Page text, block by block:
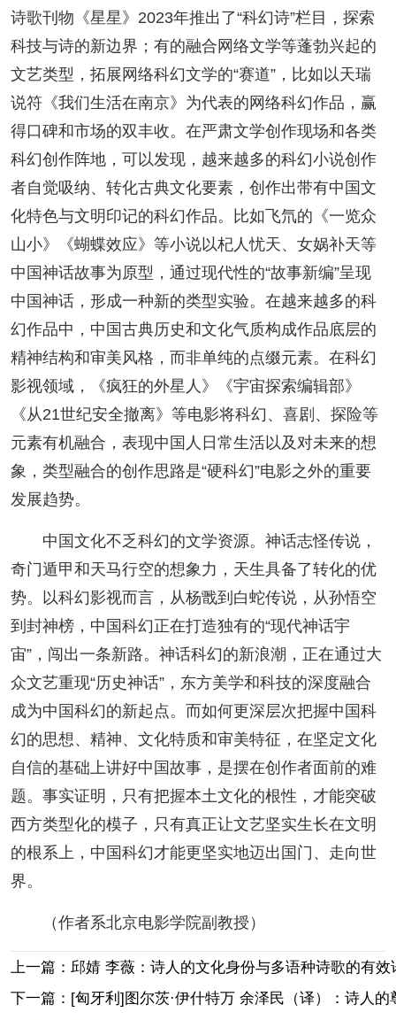
诗歌刊物《星星》2023年推出了“科幻诗”栏目，探索
科技与诗的新边界；有的融合网络文学等蓬勃兴起的
文艺类型，拓展网络科幻文学的“赛道”，比如以天瑞
说符《我们生活在南京》为代表的网络科幻作品，赢
得口碑和市场的双丰收。在严肃文学创作现场和各类
科幻创作阵地，可以发现，越来越多的科幻小说创作
者自觉吸纳、转化古典文化要素，创作出带有中国文
化特色与文明印记的科幻作品。比如飞氘的《一览众
山小》《蝴蝶效应》等小说以杞人忧天、女娲补天等
中国神话故事为原型，通过现代性的“故事新编”呈现
中国神话，形成一种新的类型实验。在越来越多的科
幻作品中，中国古典历史和文化气质构成作品底层的
精神结构和审美风格，而非单纯的点缀元素。在科幻
影视领域，《疯狂的外星人》《宇宙探索编辑部》
《从21世纪安全撤离》等电影将科幻、喜剧、探险等
元素有机融合，表现中国人日常生活以及对未来的想
象，类型融合的创作思路是“硬科幻”电影之外的重要
发展趋势。
中国文化不乏科幻的文学资源。神话志怪传说，
奇门遁甲和天马行空的想象力，天生具备了转化的优
势。以科幻影视而言，从杨戬到白蛇传说，从孙悟空
到封神榜，中国科幻正在打造独有的“现代神话宇
宙”，闯出一条新路。神话科幻的新浪潮，正在通过大
众文艺重现“历史神话”，东方美学和科技的深度融合
成为中国科幻的新起点。而如何更深层次把握中国科
幻的思想、精神、文化特质和审美特征，在坚定文化
自信的基础上讲好中国故事，是摆在创作者面前的难
题。事实证明，只有把握本土文化的根性，才能突破
西方类型化的模子，只有真正让文艺坚实生长在文明
的根系上，中国科幻才能更坚实地迈出国门、走向世
界。
（作者系北京电影学院副教授）
上一篇：邱婧 李薇：诗人的文化身份与多语种诗歌的有效
下一篇：[匈牙利]图尔茨·伊什特万 余泽民（译）：诗人